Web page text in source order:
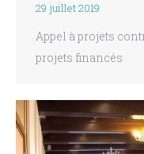
29 juillet 2019
Appel à projets
projets financés